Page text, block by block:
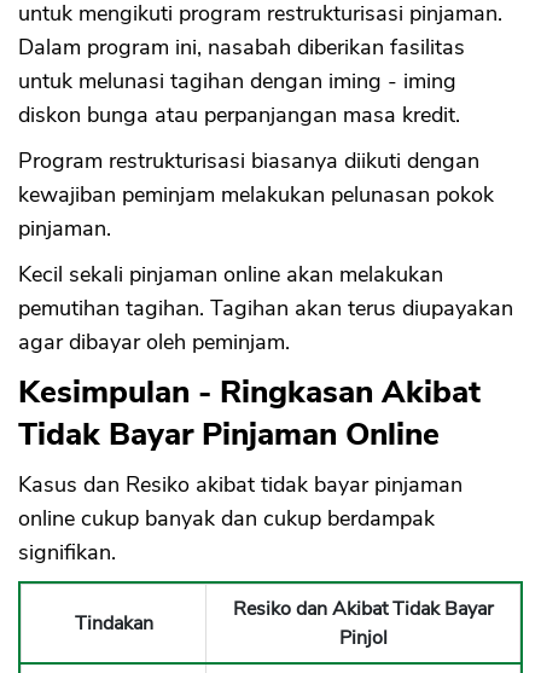
untuk mengikuti program restrukturisasi pinjaman.
Dalam program ini, nasabah diberikan fasilitas
untuk melunasi tagihan dengan iming - iming
diskon bunga atau perpanjangan masa kredit.
Program restrukturisasi biasanya diikuti dengan
kewajiban peminjam melakukan pelunasan pokok
pinjaman.
Kecil sekali pinjaman online akan melakukan
pemutihan tagihan. Tagihan akan terus diupayakan
agar dibayar oleh peminjam.
Kesimpulan - Ringkasan Akibat
Tidak Bayar Pinjaman Online
Kasus dan Resiko akibat tidak bayar pinjaman
online cukup banyak dan cukup berdampak
signifikan.
Tindakan
Resiko dan Akibat Tidak Bayar
Pinjol